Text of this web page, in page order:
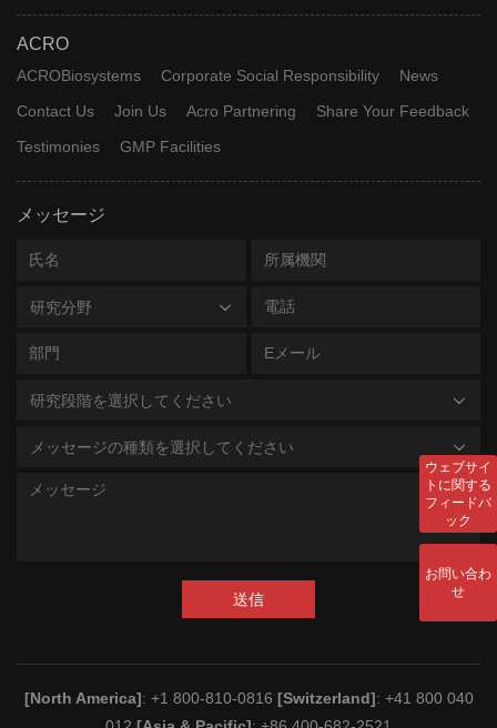
ACRO
ACROBiosystems Corporate Social Responsibility
News
Contact Us
Join Us Acro Partnering
Share Your Feedback
Testimonies
GMP Facilities
メッセージ
研究分野
研究段階を選択してください
メッセージの種類を選択してください
送信
[North America]: +1 800-810-0816 [Switzerland]: +41 800 040
ウェブサイ
トに関する
フィードバ
ック
お問い合わ
せ